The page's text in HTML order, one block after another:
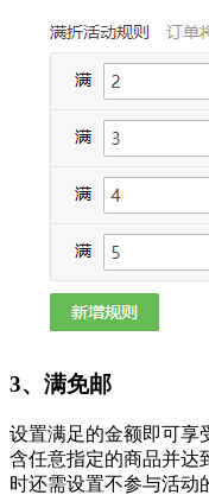
3、满免邮
设置满足的金额即可享
含任意指定的商品并达
时还需设置不参与活动